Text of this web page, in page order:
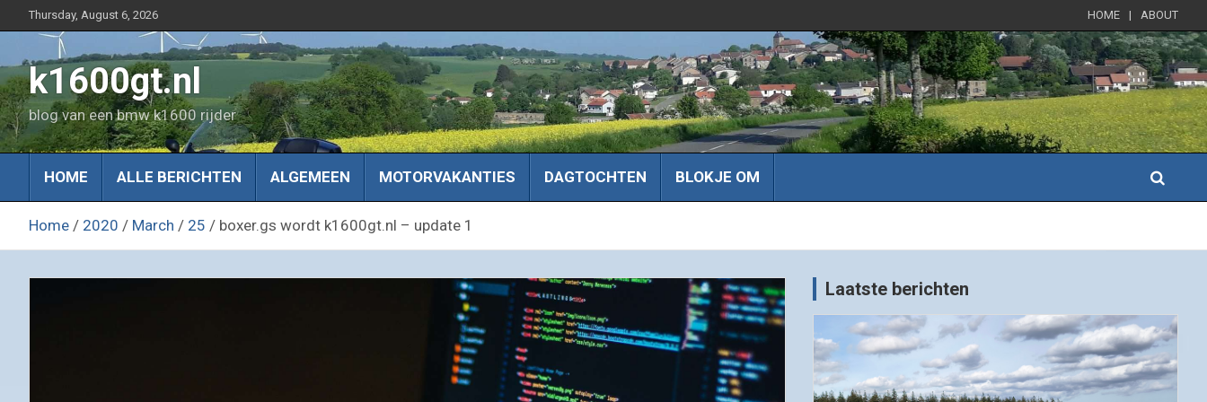
to
Thursday, August 6, 2026 HOME ABOUT
k1600gt.nl
blog van een bmw k1600 rijder
HOME ALLE BERICHTEN ALGEMEEN MOTORVAKANTIES DAGTOCHTEN BLOKJE OM
Home 2020 March 25 boxer.gs wordt k1600gt.nl – update 1
Laatste berichten